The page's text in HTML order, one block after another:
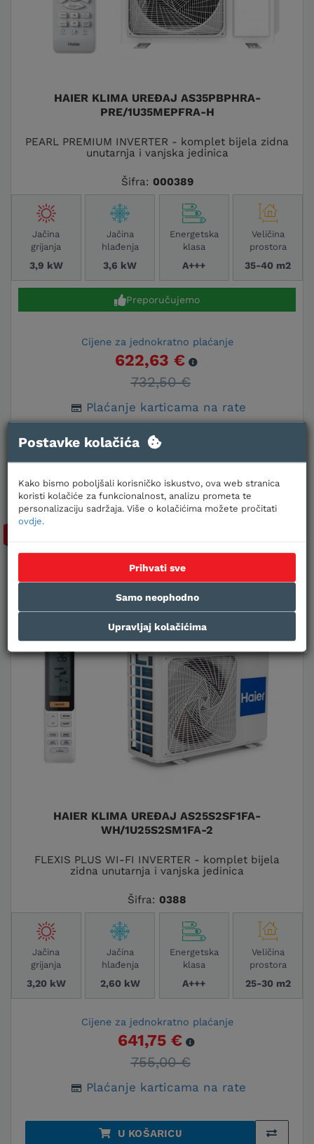
HAIER KLIMA UREĐAJ AS35PBPHRA-
PRE/1U35MEPFRA-H
PEARL PREMIUM INVERTER - komplet bijela zidna
unutarnja i vanjska jedinica
Šifra: 000389
Jačina
grijanja
3,9 kW
Jačina
hlađenja
3,6 kW
Energetska
klasa
A+++
Veličina
prostora
35-40 m2
Preporučujemo
Cijene za jednokratno plaćanje
622,63 €
732,50 €
Plaćanje karticama na rate
U KOŠARICU
-15%
HAIER KLIMA UREĐAJ AS25S2SF1FA-
WH/1U25S2SM1FA-2
FLEXIS PLUS WI-FI INVERTER - komplet bijela
zidna unutarnja i vanjska jedinica
Šifra: 0388
Jačina
grijanja
3,20 kW
Jačina
hlađenja
2,60 kW
Energetska
klasa
A+++
Veličina
prostora
25-30 m2
Cijene za jednokratno plaćanje
641,75 €
755,00 €
Plaćanje karticama na rate
U KOŠARICU
Postavke kolačića
Kako bismo poboljšali korisničko iskustvo, ova web stranica
koristi kolačiće za funkcionalnost, analizu prometa te
personalizaciju sadržaja. Više o kolačićima možete pročitati
ovdje.
Prihvati sve
Samo neophodno
Upravljaj kolačićima